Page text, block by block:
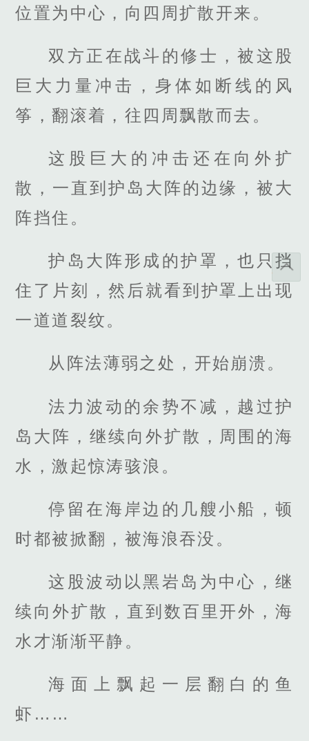
位置为中心，向四周扩散开来。
双方正在战斗的修士，被这股
巨大力量冲击，身体如断线的风
筝，翻滚着，往四周飘散而去。
这股巨大的冲击还在向外扩
散，一直到护岛大阵的边缘，被大
阵挡住。
护岛大阵形成的护罩，也只挡
住了片刻，然后就看到护罩上出现
一道道裂纹。
从阵法薄弱之处，开始崩溃。
法力波动的余势不减，越过护
岛大阵，继续向外扩散，周围的海
水，激起惊涛骇浪。
停留在海岸边的几艘小船，顿
时都被掀翻，被海浪吞没。
这股波动以黑岩岛为中心，继
续向外扩散，直到数百里开外，海
水才渐渐平静。
海面上飘起一层翻白的鱼
虾……